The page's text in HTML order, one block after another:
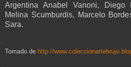
Argentina Anabel Vanoni, Diego
Melina Scumburdis, Marcelo
Sara.
Tomado de http://